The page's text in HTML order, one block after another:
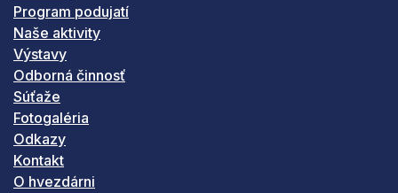
Program podujatí
Naše aktivity
Výstavy
Odborná činnosť
Súťaže
Fotogaléria
Odkazy
Kontakt
O hvezdárni